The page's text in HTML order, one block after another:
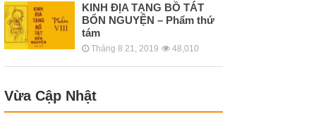
KINH ÐỊA TẠNG BỒ TÁT
BỔN NGUYỆN – Phẩm thứ
tám
Tháng 8 21, 2019 48,010
Vừa Cập Nhật